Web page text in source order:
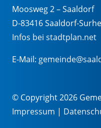
Moosweg 2 – Saaldorf
D-83416 Saaldorf-
Infos bei stadtplan.net
E-Mail:
© Copyright 2026
Impressum |